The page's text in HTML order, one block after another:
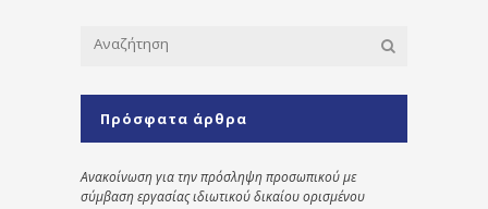
Πρόσφατα άρθρα
Ανακοίνωση για την πρόσληψη προσωπικού με
σύμβαση εργασίας ιδιωτικού δικαίου ορισμένου